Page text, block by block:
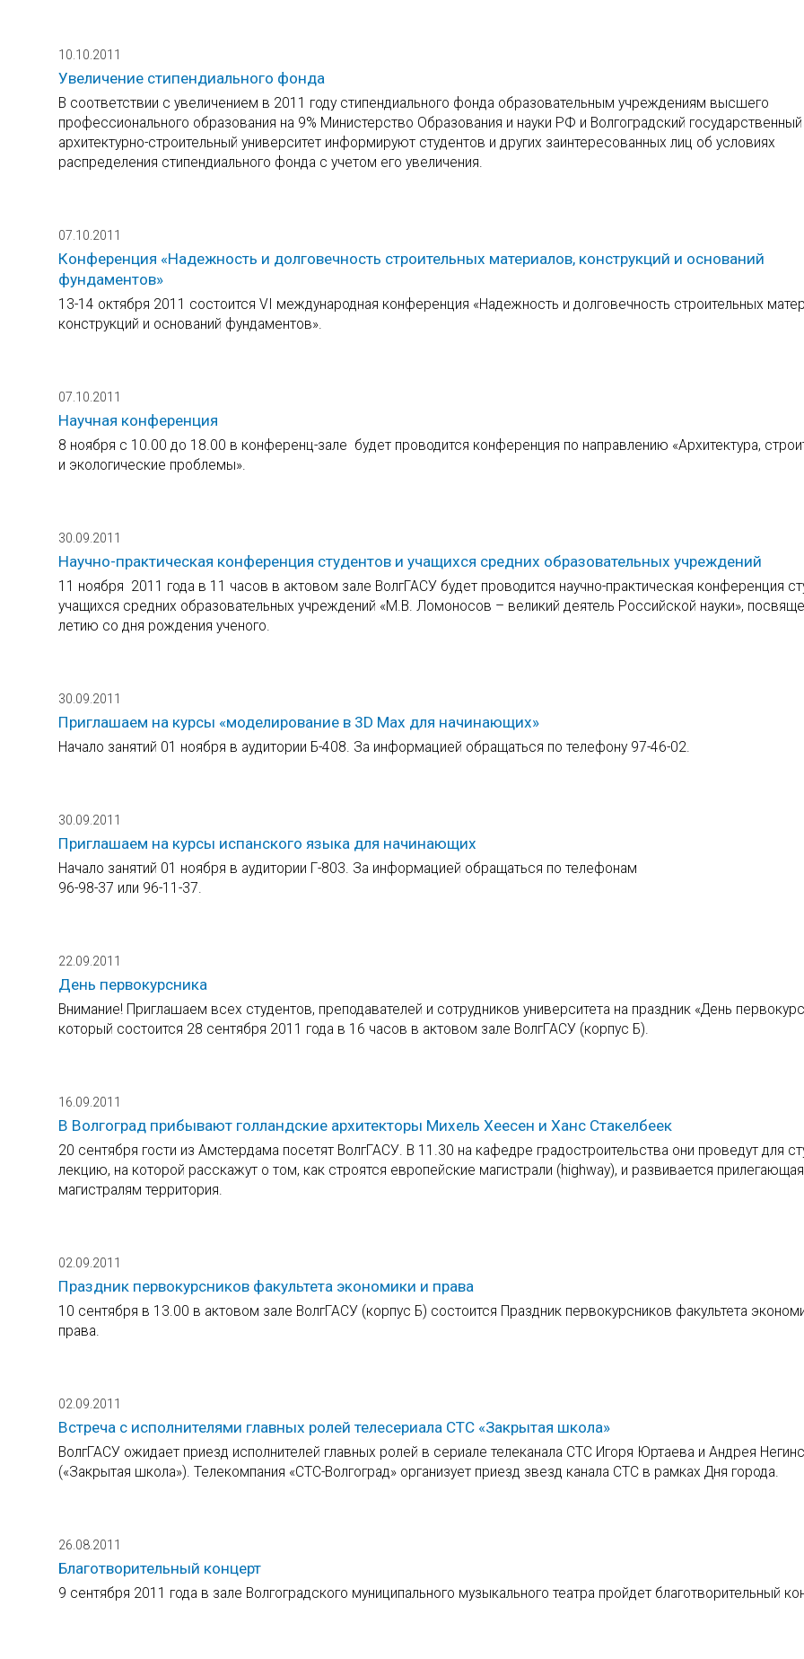
10.10.2011
Увеличение стипендиального фонда
В соответствии с увеличением в 2011 году стипендиального фонда образовательным учреждениям высшего
профессионального образования на 9% Министерство Образования и науки РФ и Волгоградский государственный
архитектурно-строительный университет информируют студентов и других заинтересованных лиц об условиях
распределения стипендиального фонда с учетом его увеличения.
07.10.2011
Конференция «Надежность и долговечность строительных материалов, конструкций и оснований
фундаментов»
13-14 октября 2011 состоится VI международная конференция «Надежность и долговечность строительных
конструкций и оснований фундаментов».
07.10.2011
Научная конференция
8 ноября с 10.00 до 18.00 в конференц-зале будет проводится конференция по направлению «Архитектура,
и экологические проблемы».
30.09.2011
Научно-практическая конференция студентов и учащихся средних образовательных учреждений
11 ноября 2011 года в 11 часов в актовом зале ВолгГАСУ будет проводится научно-практическая конференция
учащихся средних образовательных учреждений «М.В. Ломоносов – великий деятель Российской науки»,
летию со дня рождения ученого.
30.09.2011
Приглашаем на курсы «моделирование в 3D Max для начинающих»
Начало занятий 01 ноября в аудитории Б-408. За информацией обращаться по телефону 97-46-02.
30.09.2011
Приглашаем на курсы испанского языка для начинающих
Начало занятий 01 ноября в аудитории Г-803. За информацией обращаться по телефонам
96-98-37 или 96-11-37.
22.09.2011
День первокурсника
Внимание! Приглашаем всех студентов, преподавателей и сотрудников университета на праздник «День
который состоится 28 сентября 2011 года в 16 часов в актовом зале ВолгГАСУ (корпус Б).
16.09.2011
В Волгоград прибывают голландские архитекторы Михель Хеесен и Ханс Стакелбеек
20 сентября гости из Амстердама посетят ВолгГАСУ. В 11.30 на кафедре градостроительства они проведут для
лекцию, на которой расскажут о том, как строятся европейские магистрали (highway), и развивается
магистралям территория.
02.09.2011
Праздник первокурсников факультета экономики и права
10 сентября в 13.00 в актовом зале ВолгГАСУ (корпус Б) состоится Праздник первокурсников факультета
права.
02.09.2011
Встреча с исполнителями главных ролей телесериала СТС «Закрытая школа»
ВолгГАСУ ожидает приезд исполнителей главных ролей в сериале телеканала СТС Игоря Юртаева и Андрея
(«Закрытая школа»). Телекомпания «СТС-Волгоград» организует приезд звезд канала СТС в рамках Дня города.
26.08.2011
Благотворительный концерт
9 сентября 2011 года в зале Волгоградского муниципального музыкального театра пройдет благотворительный